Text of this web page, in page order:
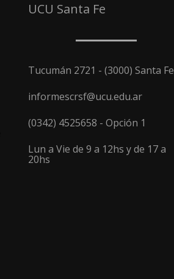
UCU Santa Fe
Tucumán 2721 - (3000) Santa Fe
informescrsf@ucu.edu.ar
(0342) 4525658 - Opción 1
Lun a Vie de 9 a 12hs y de 17 a
20hs